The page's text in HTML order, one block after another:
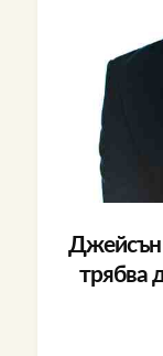
Джейсън
трябва